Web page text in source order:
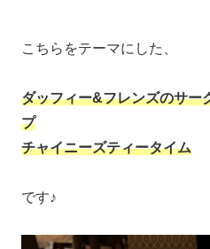
こちらをテーマにした、
ダッフィー&フレンズのサー
プ
チャイニーズティータイム
です♪